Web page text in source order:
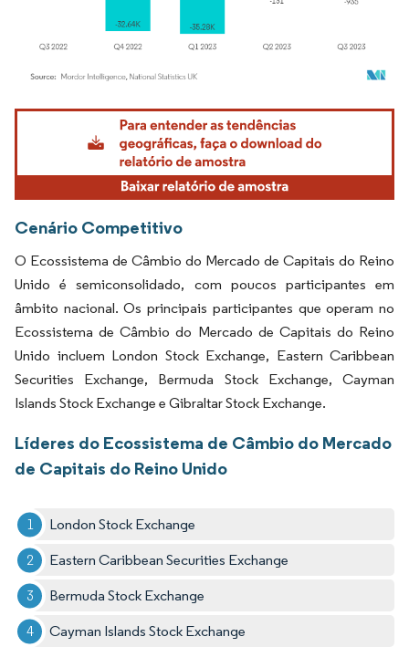
Imagem © Mordor Intelligence. O reuso requer atribuição conforme CC BY 4.0.
Cenário Competitivo
O Ecossistema de Câmbio do Mercado de Capitais do Reino
Unido é semiconsolidado, com poucos participantes em
âmbito nacional. Os principais participantes que operam no
Ecossistema de Câmbio do Mercado de Capitais do Reino
Unido incluem London Stock Exchange, Eastern Caribbean
Securities Exchange, Bermuda Stock Exchange, Cayman
Islands Stock Exchange e Gibraltar Stock Exchange.
Líderes do Ecossistema de Câmbio do Mercado
de Capitais do Reino Unido
London Stock Exchange
Eastern Caribbean Securities Exchange
Bermuda Stock Exchange
Cayman Islands Stock Exchange